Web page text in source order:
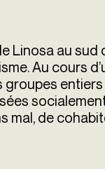
Linosa au
Au cours
entiers
mal, de